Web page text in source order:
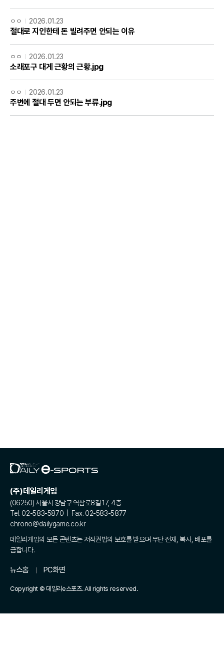
ㅇㅇ 2026.01.23
절대로 지인한테 돈 빌려주면 안되는 이유
ㅇㅇ 2026.01.23
소래포구 대게 근황의 근황.jpg
ㅇㅇ 2026.01.23
주변에 절대 두면 안되는 부류.jpg
(주)데일리게임
(06250) 서울시 강남구 역삼로8길 17, 4층
Tel. 02-583-5870 | Fax. 02-583-5877
chrono@dailygame.co.kr
데일리게임의 모든 콘텐츠는 저작권법의 보호를 받으며 무단 전재, 복사, 배포를
금합니다.
뉴스홈 PC화면
Copyright © 데일리e스포츠. All rights reserved.